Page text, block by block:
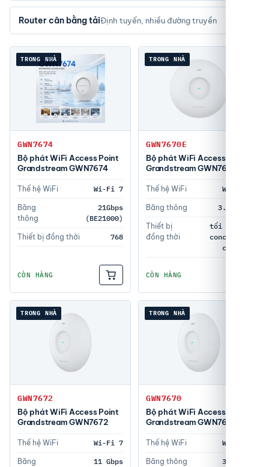
Router cân bằng tảiĐịnh tuyến, nhiều đường truyền
TRONG NHÀ
GWN7674
Bộ phát WiFi Access Point
Grandstream GWN7674
Thế hệ WiFi Wi-Fi 7
Băng
thông
21Gbps
(BE21000)
Thiết bị đồng thời 768
CÒN HÀNG
TRONG NHÀ
GWN7670E
Bộ phát WiFi Access Point
Grandstream GWN7670E
Thế hệ WiFi Wi-Fi 7
Băng thông 3.6 Gbps
Thiết bị
đồng thời
tối đa 512
concurrent
clients
CÒN HÀNG
TRONG NHÀ
GWN7672
Bộ phát WiFi Access Point
Grandstream GWN7672
Thế hệ WiFi Wi-Fi 7
Băng
11 Gbps
TRONG NHÀ
GWN7670
Bộ phát WiFi Access Point
Grandstream GWN7670
Thế hệ WiFi Wi-Fi 7
Băng thông 3.6Gbps